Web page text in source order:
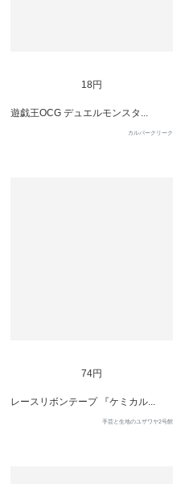
18円
遊戯王OCG デュエルモンスタ...
カルバークリーク
74円
レースリボンテープ 『ケミカル...
手芸と生地のユザワヤ2号館